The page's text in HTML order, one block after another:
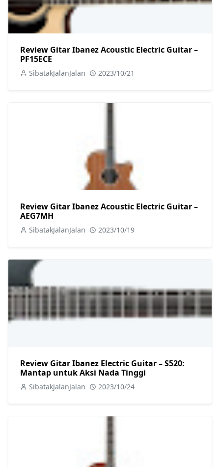
Review Gitar Ibanez Acoustic Electric Guitar –
PF15ECE
SibatakJalanJalan 2023/10/21
Review Gitar Ibanez Acoustic Electric Guitar –
AEG7MH
SibatakJalanJalan 2023/10/19
Review Gitar Ibanez Electric Guitar – S520:
Mantap untuk Aksi Nada Tinggi
SibatakJalanJalan 2023/10/24